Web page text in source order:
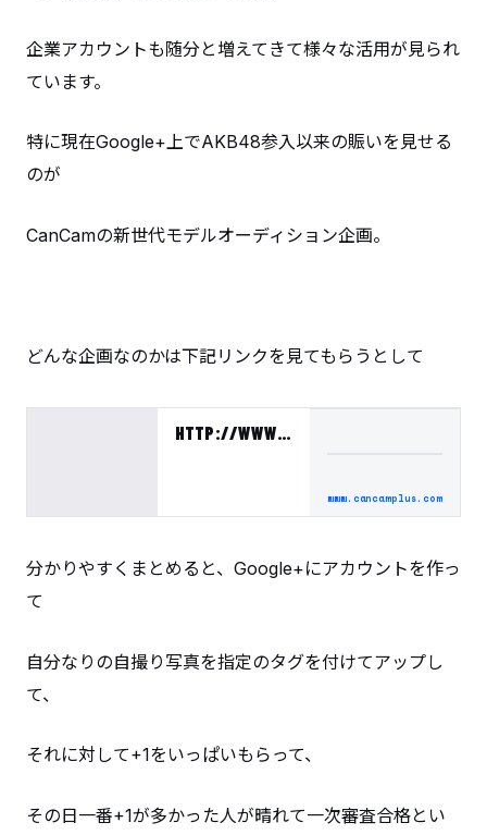
企業アカウントも随分と増えてきて様々な活用が見られ
ています。
特に現在Google+上でAKB48参入以来の賑いを見せる
のが
CanCamの新世代モデルオーディション企画。
どんな企画なのかは下記リンクを見てもらうとして
HTTP://WWW.CANCAMPLUS.COM/AUDITION/
www.cancamplus.com
分かりやすくまとめると、Google+にアカウントを作っ
て
自分なりの自撮り写真を指定のタグを付けてアップし
て、
それに対して+1をいっぱいもらって、
その日一番+1が多かった人が晴れて一次審査合格とい